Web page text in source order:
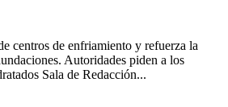
centros de enfriamiento y refuerza la
Autoridades piden a los
Sala de Redacción...